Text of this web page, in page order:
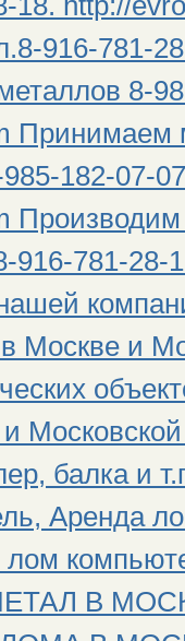
916-781-
8-
182-07-
916-781-28-
Москве и
балка и
Аренда
В